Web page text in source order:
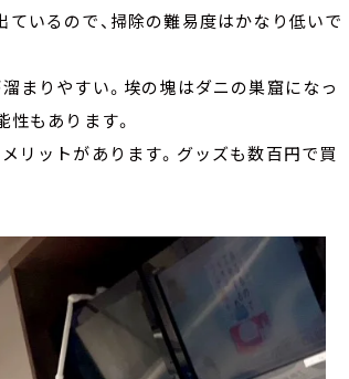
いるので、掃除の難易度はかなり低いで
まりやすい。埃の塊はダニの巣窟になっ
もあります。
リットがあります。グッズも数百円で買